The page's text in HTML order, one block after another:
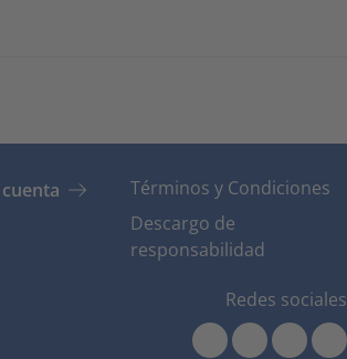
Términos y Condiciones
Descargo de
responsabilidad
Redes sociales